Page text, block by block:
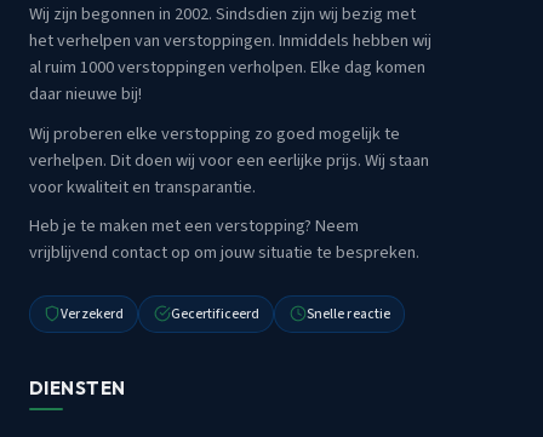
Wij zijn begonnen in 2002. Sindsdien zijn wij bezig met
het verhelpen van verstoppingen. Inmiddels hebben wij
al ruim 1000 verstoppingen verholpen. Elke dag komen
daar nieuwe bij!
Wij proberen elke verstopping zo goed mogelijk te
verhelpen. Dit doen wij voor een eerlijke prijs. Wij staan
voor kwaliteit en transparantie.
Heb je te maken met een verstopping? Neem
vrijblijvend contact op om jouw situatie te bespreken.
Verzekerd Gecertificeerd Snelle reactie
DIENSTEN